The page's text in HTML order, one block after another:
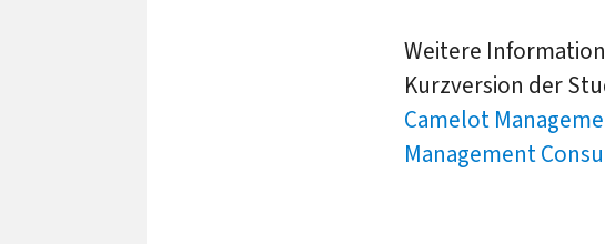
Weitere
Kurzversion der
Camelot
Management